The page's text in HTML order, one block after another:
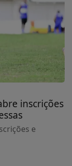
inscrições
e